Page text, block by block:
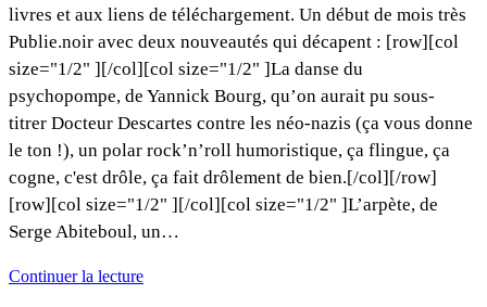
livres et aux liens de téléchargement. Un début de mois très
Publie.noir avec deux nouveautés qui décapent : [row][col
size="1/2" ][/col][col size="1/2" ]La danse du
psychopompe, de Yannick Bourg, qu’on aurait pu sous-
titrer Docteur Descartes contre les néo-nazis (ça vous donne
le ton !), un polar rock’n’roll humoristique, ça flingue, ça
cogne, c'est drôle, ça fait drôlement de bien.[/col][/row]
[row][col size="1/2" ][/col][col size="1/2" ]L’arpète, de
Serge Abiteboul, un…
Continuer la lecture